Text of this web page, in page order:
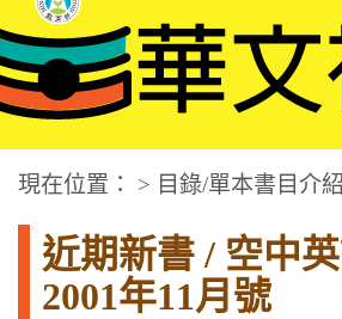
:::中央區塊
華文視障電子圖書網
現在位置： > 目錄/單本書目介紹
近期新書 / 空中
2001年11月號